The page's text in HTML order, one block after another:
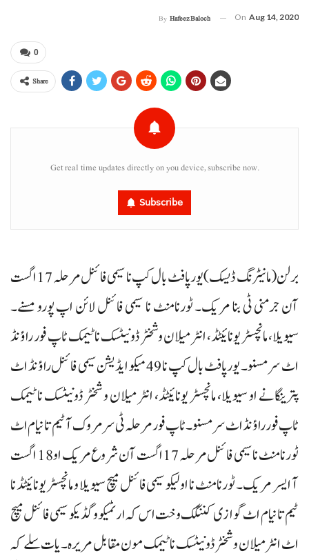
By Hafeez Baloch On Aug 14, 2020
0
Share
Get real time updates directly on you device, subscribe now.
Subscribe
برلن (مانیٹرنگ ڈیسک) یورپا فٹ بال کپ نا سیمی فائنل مرحلہ 17 اگست
آن جرمنی ٹی بنا مریک۔ ٹورنامنٹ نا سیمی فائنل لائن اپ پورو مسنے۔
سیویلا، مانچسٹر یونائیٹڈ، انٹر میلان و شخٹر ڈونیٹسک نا ٹیمک ٹاپ فور راؤنڈ
اٹ سر مسنو۔ یورپا فٹ بال کپ نا 49 میکو ایڈیشن سیمی فائنل راؤنڈ اٹ
پترینگانے او سیویلا، مانچسٹر یونائیٹڈ، انٹر میلان و شخٹر ڈونیٹسک نا ٹیمک
ٹاپ فور راؤنڈ اٹ سرمسنو۔ ٹاپ فور مرحلہ ٹی سر مروک آ ٹیم تا نیام اٹ
ٹورنامنٹ نا سیمی فائنل مرحلہ 17 اگست آن شروع مریک او 18 اگست
آ ایسر مریک۔ ٹورنامنٹ نا اولیکو سیمی فائنل میچ سیویلا و مانچسٹر یونائیٹڈ نا
ٹیم تا نیام اٹ گوازی کننگک وخت اس کہ ارٹمیکو و گڈیکو سیمی فائنل میچ
اٹ انٹر میلان و شخٹر ڈونیٹسک نا ٹیمک مون مقابل مریرہ۔ یات سلے کہ